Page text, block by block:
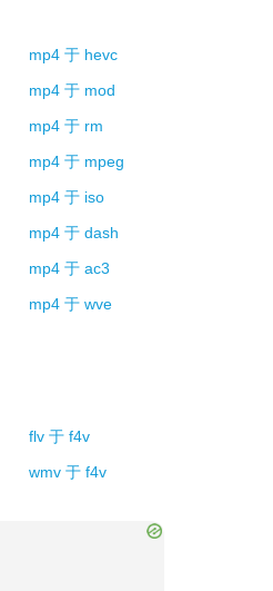
mp4 于 hevc
mp4 于 mod
mp4 于 rm
mp4 于 mpeg
mp4 于 iso
mp4 于 dash
mp4 于 ac3
mp4 于 wve
flv 于 f4v
wmv 于 f4v